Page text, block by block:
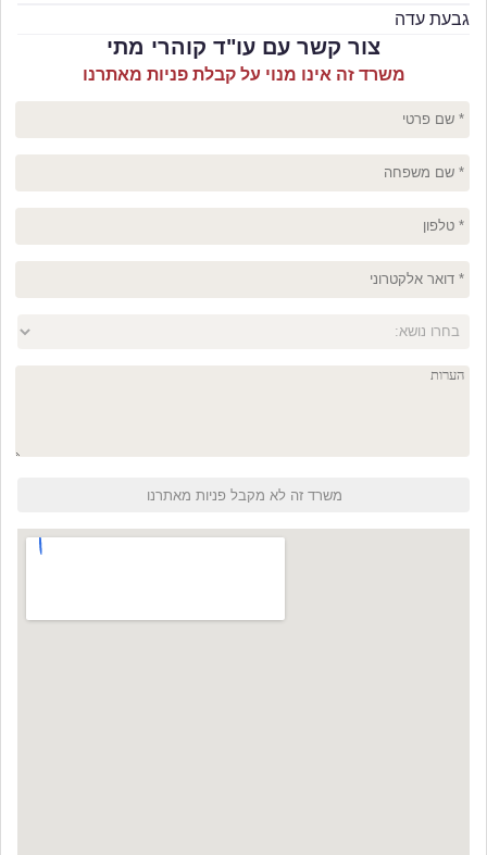
גבעת עדה
צור קשר עם עו"ד קוהרי מתי
משרד זה אינו מנוי על קבלת פניות מאתרנו